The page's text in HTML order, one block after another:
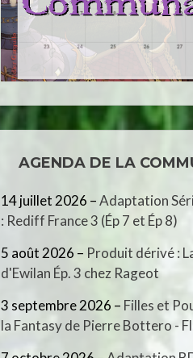
AGENDA DE LA
14 juillet 2026 –Adaptation
: Rediff France 3 (Ép 7 et Ép 8)
5 août 2026 – Produit dérivé :
d'Ewilan Ép. 3 chez Rageot
3 septembre 2026 – Filles et
la Fantasy de Pierre Bottero -